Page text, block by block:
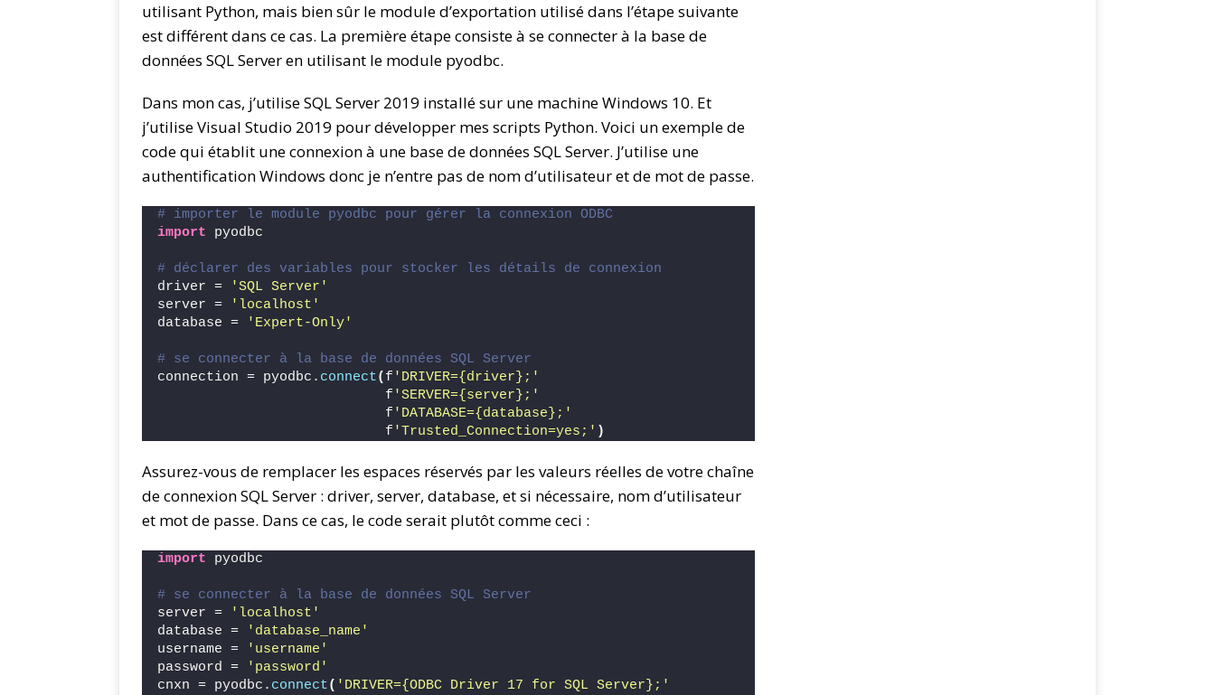
utilisant Python, mais bien sûr le module d’exportation utilisé dans l’étape suivante
est différent dans ce cas. La première étape consiste à se connecter à la base de
données SQL Server en utilisant le module pyodbc.
Dans mon cas, j’utilise SQL Server 2019 installé sur une machine Windows 10. Et
j’utilise Visual Studio 2019 pour développer mes scripts Python. Voici un exemple de
code qui établit une connexion à une base de données SQL Server. J’utilise une
authentification Windows donc je n’entre pas de nom d’utilisateur et de mot de passe.
# importer le module pyodbc pour gérer la connexion ODBC
import pyodbc
# déclarer des variables pour stocker les détails de connexion
driver =
'SQL Server'
server =
'localhost'
database =
'Expert-Only'
# se connecter à la base de données SQL Server
connection = pyodbc. connect( f 'DRIVER={driver};'
                            f
'SERVER={server};'
                            f
'DATABASE={database};'
                            f
'Trusted_Connection=yes;' )
Assurez-vous de remplacer les espaces réservés par les valeurs réelles de votre chaîne
de connexion SQL Server : driver, server, database, et si nécessaire, nom d’utilisateur
et mot de passe. Dans ce cas, le code serait plutôt comme ceci :
import pyodbc
# se connecter à la base de données SQL Server
server =
'localhost'
database =
'database_name'
username =
'username'
password =
'password'
cnxn = pyodbc. connect( 'DRIVER={ODBC Driver 17 for SQL Server};'